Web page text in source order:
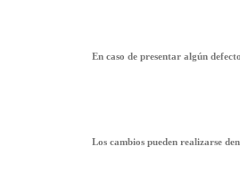
En caso de presentar algún
Los cambios pueden realizarse